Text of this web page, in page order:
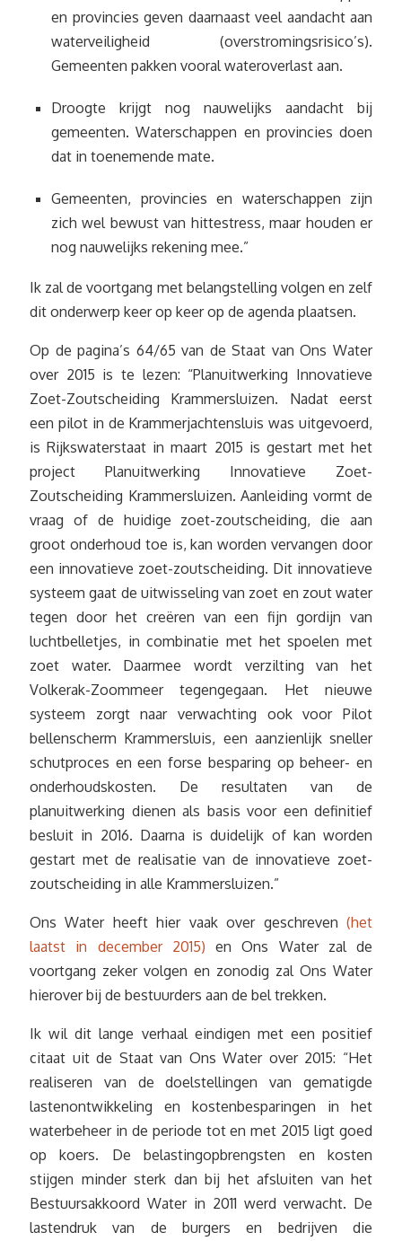
en provincies geven daarnaast veel aandacht aan
waterveiligheid (overstromingsrisico’s).
Gemeenten pakken vooral wateroverlast aan.
Droogte krijgt nog nauwelijks aandacht bij
gemeenten. Waterschappen en provincies doen
dat in toenemende mate.
Gemeenten, provincies en waterschappen zijn
zich wel bewust van hittestress, maar houden er
nog nauwelijks rekening mee.”
Ik zal de voortgang met belangstelling volgen en zelf
dit onderwerp keer op keer op de agenda plaatsen.
Op de pagina’s 64/65 van de Staat van Ons Water
over 2015 is te lezen: “Planuitwerking Innovatieve
Zoet-Zoutscheiding Krammersluizen. Nadat eerst
een pilot in de Krammerjachtensluis was uitgevoerd,
is Rijkswaterstaat in maart 2015 is gestart met het
project Planuitwerking Innovatieve Zoet-
Zoutscheiding Krammersluizen. Aanleiding vormt de
vraag of de huidige zoet-zoutscheiding, die aan
groot onderhoud toe is, kan worden vervangen door
een innovatieve zoet-zoutscheiding. Dit innovatieve
systeem gaat de uitwisseling van zoet en zout water
tegen door het creëren van een fijn gordijn van
luchtbelletjes, in combinatie met het spoelen met
zoet water. Daarmee wordt verzilting van het
Volkerak-Zoommeer tegengegaan. Het nieuwe
systeem zorgt naar verwachting ook voor Pilot
bellenscherm Krammersluis, een aanzienlijk sneller
schutproces en een forse besparing op beheer- en
onderhoudskosten. De resultaten van de
planuitwerking dienen als basis voor een definitief
besluit in 2016. Daarna is duidelijk of kan worden
gestart met de realisatie van de innovatieve zoet-
zoutscheiding in alle Krammersluizen.”
Ons Water heeft hier vaak over geschreven (het
laatst in december 2015) en Ons Water zal de
voortgang zeker volgen en zonodig zal Ons Water
hierover bij de bestuurders aan de bel trekken.
Ik wil dit lange verhaal eindigen met een positief
citaat uit de Staat van Ons Water over 2015: “Het
realiseren van de doelstellingen van gematigde
lastenontwikkeling en kostenbesparingen in het
waterbeheer in de periode tot en met 2015 ligt goed
op koers. De belastingopbrengsten en kosten
stijgen minder sterk dan bij het afsluiten van het
Bestuursakkoord Water in 2011 werd verwacht. De
lastendruk van de burgers en bedrijven die